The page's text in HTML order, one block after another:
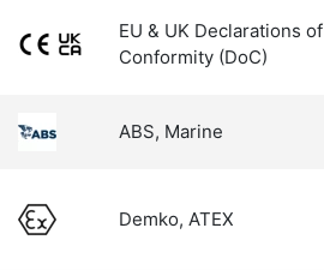
EU & UK Declarations of
Conformity (DoC)
ABS, Marine
Demko, ATEX